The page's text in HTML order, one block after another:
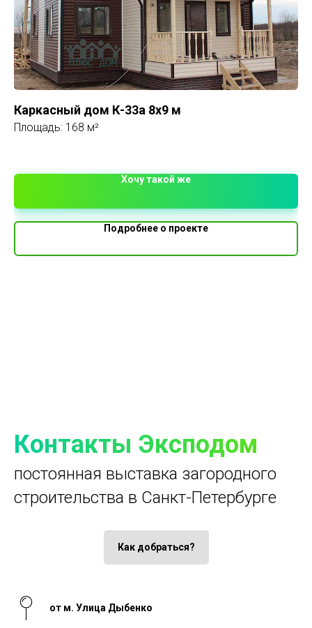
Каркасный дом К-33а 8х9 м
Площадь: 168 м²
Хочу такой же
Подробнее о проекте
Контакты Эксподом
постоянная выставка загородного
строительства в Санкт-Петербурге
Как добраться?
от м. Улица Дыбенко